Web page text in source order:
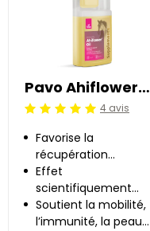
Pavo Ahiflower®Oil 0.5 l
Jugement:5 /54 avis
Favorise la
récupération
naturelle
Effet
scientifiquement
prouvé
Soutient la mobilité,
l’immunité, la peau